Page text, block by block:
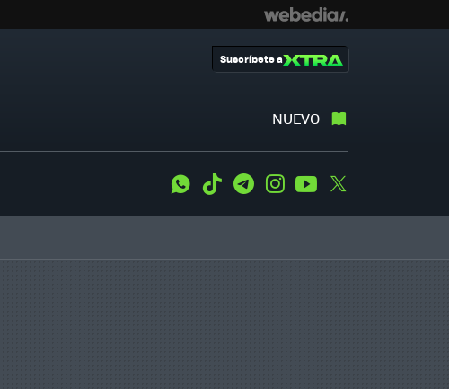
NUEVO
Suscríbete a
WhatsApp
Tiktok TelegramInstagramYoutube